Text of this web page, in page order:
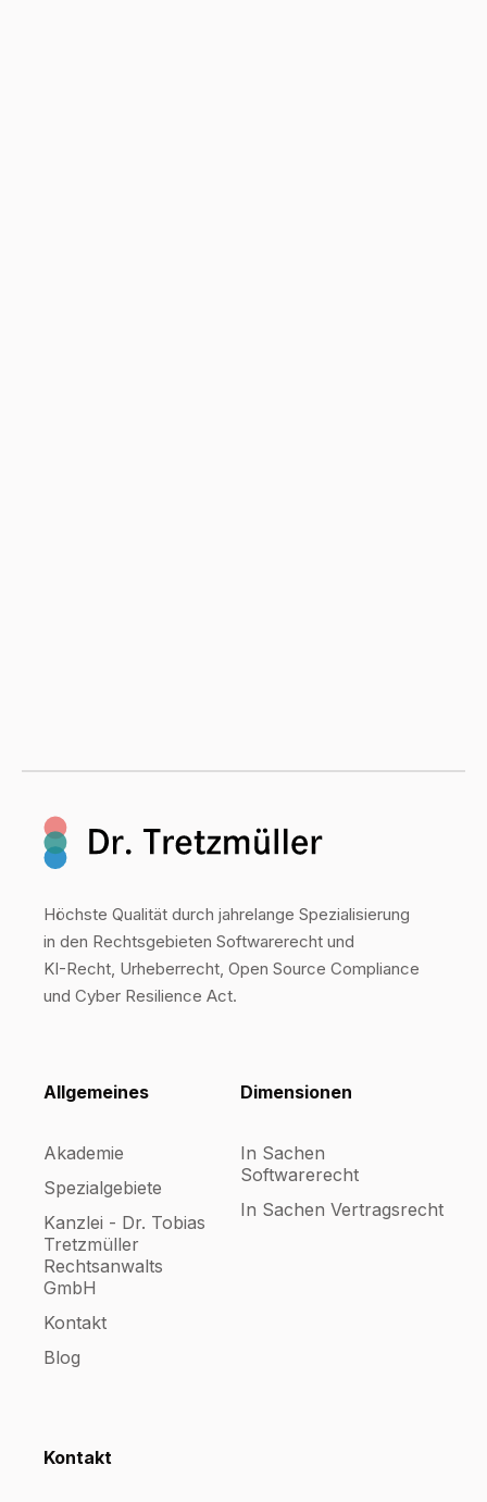
Höchste Qualität durch jahrelange Spezialisierung
in den Rechtsgebieten Softwarerecht und
KI-Recht, Urheberrecht, Open Source Compliance
und Cyber Resilience Act.
Allgemeines
Akademie
Spezialgebiete
Kanzlei - Dr. Tobias
Tretzmüller
Rechtsanwalts
GmbH
Kontakt
Blog
Dimensionen
In Sachen
Softwarerecht
In Sachen Vertragsrecht
Kontakt